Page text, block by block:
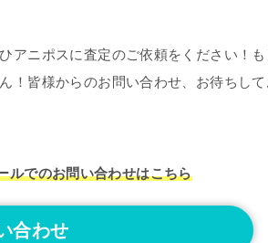
アニポスに査定のご依頼をください！も
！皆様からのお問い合わせ、お待ちして
ルでのお問い合わせはこちら
合わせ